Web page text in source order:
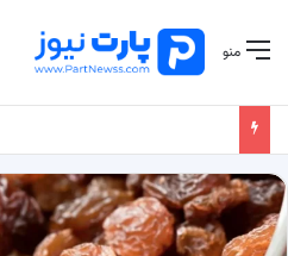
منو